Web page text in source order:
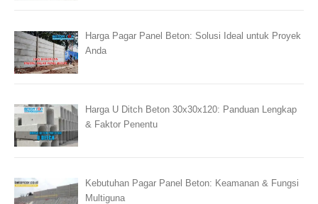
Harga Pagar Panel Beton: Solusi Ideal untuk Proyek
Anda
Harga U Ditch Beton 30x30x120: Panduan Lengkap
& Faktor Penentu
Kebutuhan Pagar Panel Beton: Keamanan & Fungsi
Multiguna